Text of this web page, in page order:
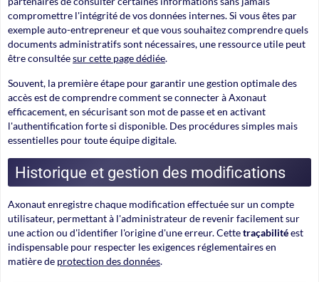
compromettre l'intégrité de vos données internes. Si vous êtes par
exemple auto-entrepreneur et que vous souhaitez comprendre quels
documents administratifs sont nécessaires, une ressource utile peut
être consultéesur cette page dédiée.
Souvent, la première étape pour garantir une gestion optimale des
accès est de comprendre comment se connecter à Axonaut
efficacement, en sécurisant son mot de passe et en activant
l'authentification forte si disponible. Des procédures simples mais
essentielles pour toute équipe digitale.
Historique et gestion des modifications
Axonaut enregistre chaque modification effectuée sur un compte
utilisateur, permettant à l'administrateur de revenir facilement sur
une action ou d'identifier l'origine d'une erreur. Cettetraçabilitéest
indispensable pour respecter les exigences réglementaires en
matière de protection des données.